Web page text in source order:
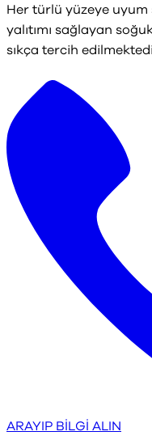
Her türlü yüzeye
yalıtımı sağlayan
sıkça tercih
ARAYIP BİLGİ ALIN